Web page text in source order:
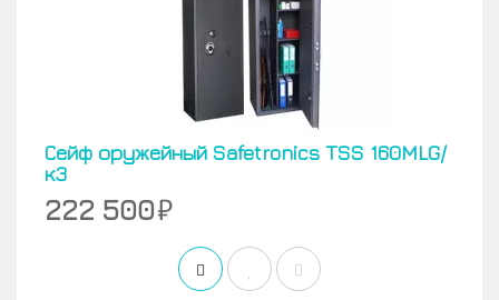
Сейф оружейный Safetronics TSS 160MLG/
к3
222 500